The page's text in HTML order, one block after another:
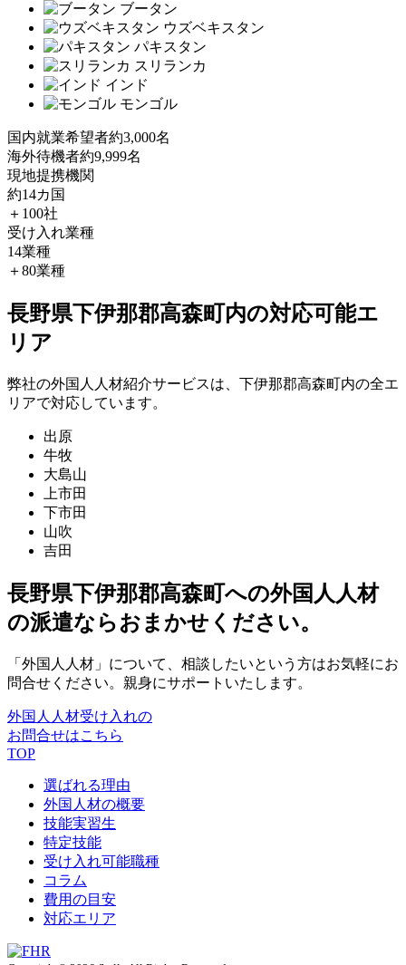
ブータン
ウズベキスタン
パキスタン
スリランカ
インド
モンゴル
国内就業希望者約3,000名
海外待機者約9,999名
現地提携機関
約14カ国
＋100社
受け入れ業種
14業種
＋80業種
長野県下伊那郡高森町内の対応可能エ
リア
弊社の外国人人材紹介サービスは、下伊那郡高森町内の全エ
リアで対応しています。
出原
牛牧
大島山
上市田
下市田
山吹
吉田
長野県下伊那郡高森町への外国人人材
の派遣ならおまかせください。
「外国人人材」について、相談したいという方はお気軽にお
問合せください。親身にサポートいたします。
外国人人材受け入れの
お問合せはこちら
TOP
選ばれる理由
外国人材の概要
技能実習生
特定技能
受け入れ可能職種
コラム
費用の目安
対応エリア